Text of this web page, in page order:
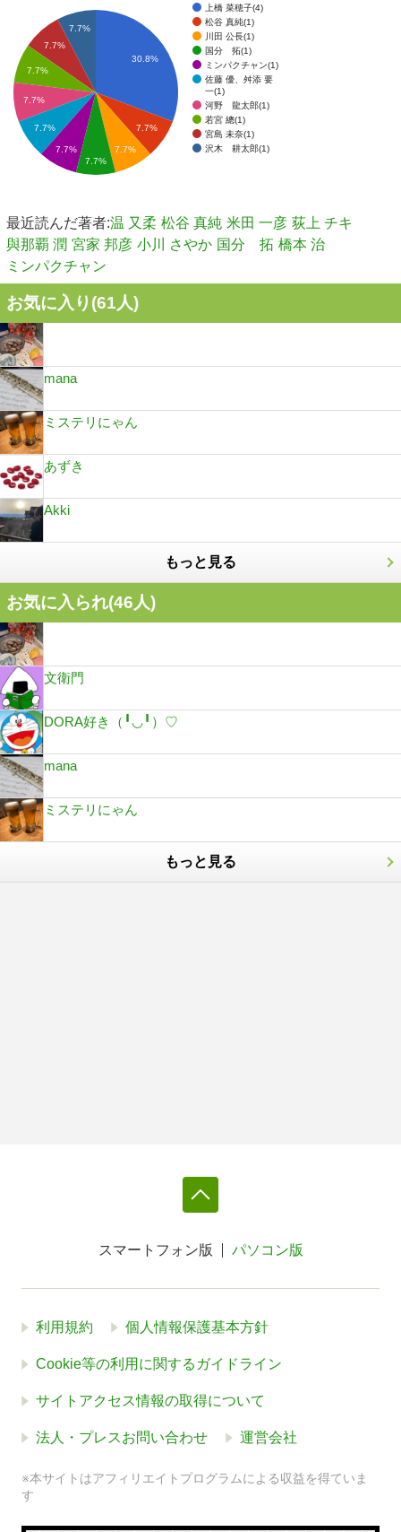
上橋 菜穂子(4)
松谷 真純(1)
川田 公長(1)
国分 拓(1)
ミンパクチャン(1)
佐藤 優、舛添 要
一(1)
河野 龍太郎(1)
若宮 總(1)
宮島 未奈(1)
沢木 耕太郎(1)
30.8%
7.7%
7.7%
7.7%
7.7%
7.7%
7.7%
7.7%
7.7%
7.7%
最近読んだ著者:温 又柔 松谷 真純 米田 一彦 荻上 チキ
與那覇 潤 宮家 邦彦 小川 さやか 国分 拓 橋本 治
ミンパクチャン
お気に入り(61人)
mana
ミステリにゃん
あずき
Akki
もっと見る
お気に入られ(46人)
文衛門
DORA好き（╹◡╹）♡
mana
ミステリにゃん
もっと見る
スマートフォン版 パソコン版
利用規約 個人情報保護基本方針
Cookie等の利用に関するガイドライン
サイトアクセス情報の取得について
法人・プレスお問い合わせ 運営会社
※本サイトはアフィリエイトプログラムによる収益を得ていま
す